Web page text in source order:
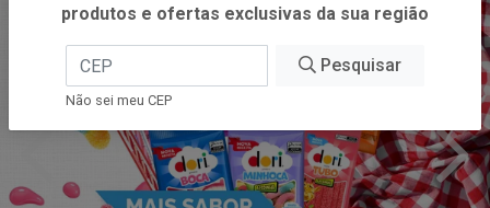
produtos e ofertas exclusivas da sua região
Pesquisar
Não sei meu CEP